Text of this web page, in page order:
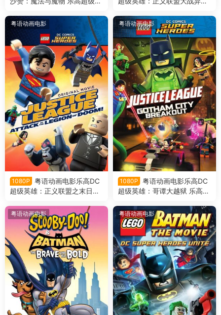
对比扎罗联盟粤语版
粤语动画电影
1080P
粤语动画电影乐高DC
超级英雄：正义联盟之末日军
军团来袭粤语版
粤语动画电影
1080P
粤语动画电影乐高DC
超级英雄：哥谭大越狱 乐高超
市粤语版
粤语动画电影 粤语动画电影